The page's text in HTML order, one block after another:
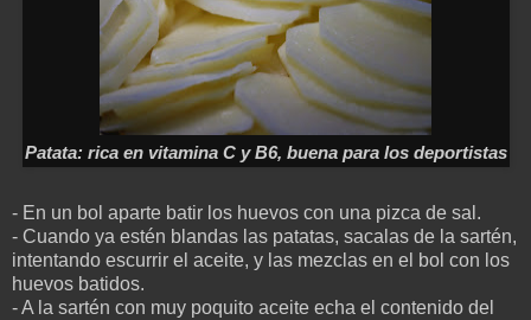
Patata: rica en vitamina C y B6, buena para los deportistas
- En un bol aparte batir los huevos con una pizca de sal.
- Cuando ya estén blandas las patatas, sacalas de la sartén,
intentando escurrir el aceite, y las mezclas en el bol con los
huevos batidos.
- A la sartén con muy poquito aceite echa el contenido del